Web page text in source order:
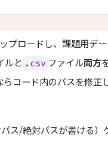
プロードし、課題用デ
ルと .csv ファイル両方
ード内のパスを修正
/絶対パスが書ける）